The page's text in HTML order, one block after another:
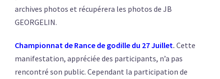
archives photos et récupérera les photos de JB
GEORGELIN.
Championnat de Rance de godille du 27 Juillet. Cette
manifestation, appréciée des participants, n’a pas
rencontré son public. Cependant la participation de